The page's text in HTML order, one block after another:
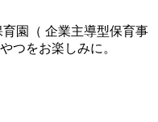
園（ 企業主導型保育事
つをお楽しみに。